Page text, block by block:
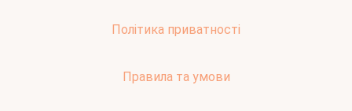
Політика приватності
Правила та умови